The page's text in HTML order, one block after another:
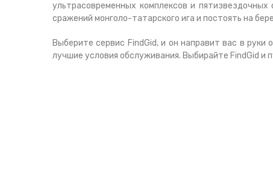
ультрасовременных комплексов и
сражений монголо-татарского ига и постоять на
Выберите сервис FindGid, и он направит вас в
лучшие условия обслуживания. Выбирайте FindGid и